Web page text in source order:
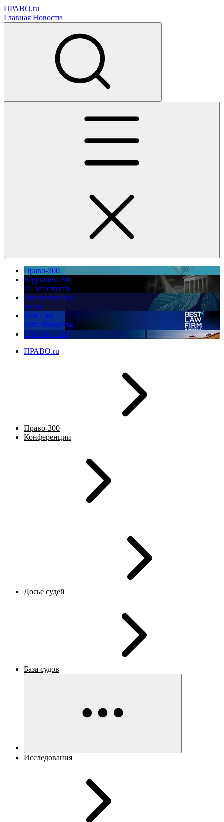
ПРАВО.ru
Главная Новости
Право-300
Юррынок РФ:
35 лет спустя
Экологическое
право
Best Law
Firm Marketing
ПМЮФ 2026
ПРАВО.ru
Право-300
Конференции
Досье судей
База судов
Исследования